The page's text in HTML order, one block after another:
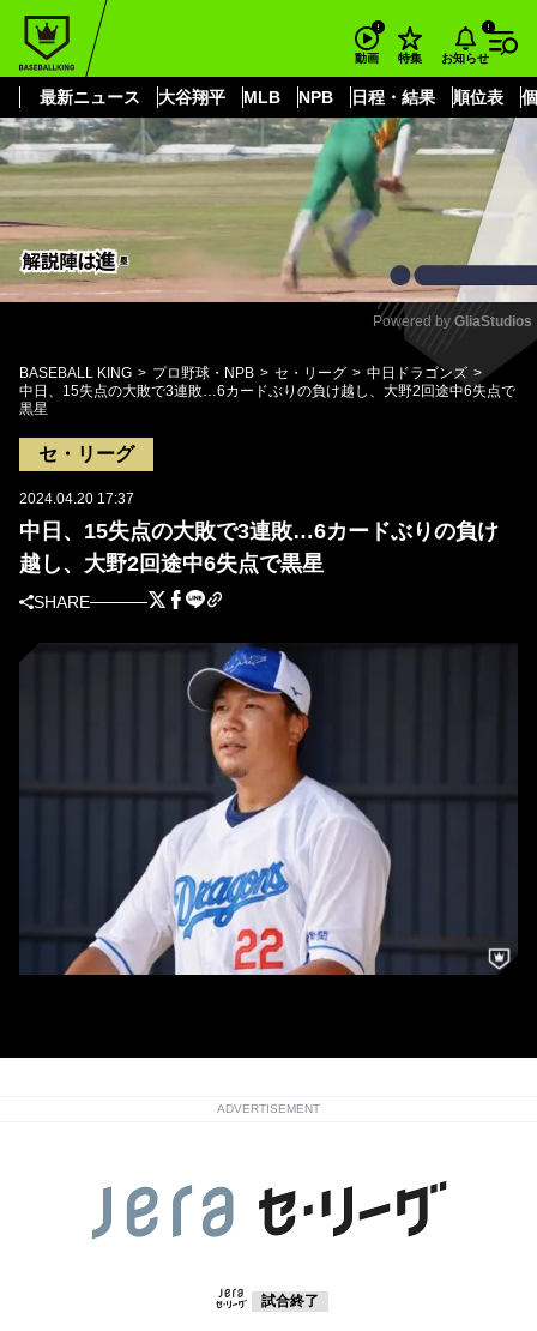
動画 特集 お知らせ
最新ニュース 大谷翔平 MLB NPB 日程・結果 順位表
もっと見る
Mute
Powered by GliaStudios
BASEBALL KING プロ野球・NPB セ・リーグ
中日ドラゴンズ
中日、15失点の大敗で3連敗…6カードぶりの負け越し、大野2回途中6失点で
黒星
セ・リーグ
2024.04.20 17:37
中日、15失点の大敗で3連敗…6カードぶりの負け
越し、大野2回途中6失点で黒星
SHARE
ADVERTISEMENT
試合終了